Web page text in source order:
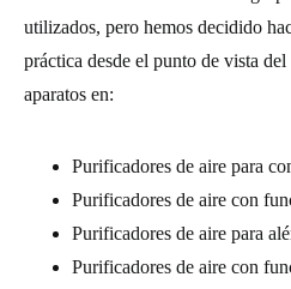
utilizados, pero hemos decidido
práctica desde el punto de vista
aparatos en:
Purificadores de aire para
Purificadores de aire con
Purificadores de aire para
Purificadores de aire con